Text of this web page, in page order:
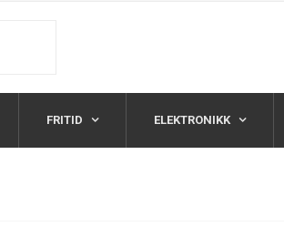
FRITID ELEKTRONIKK